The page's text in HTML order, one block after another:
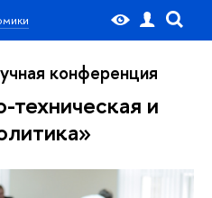
конференция
техническая и